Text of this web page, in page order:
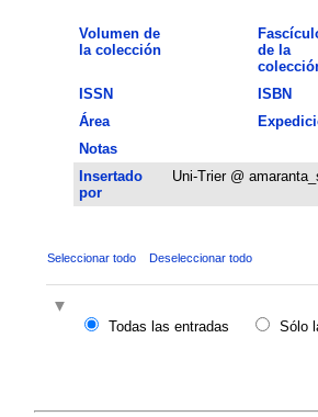
Volumen de
la colección
de la
ISSN
ISBN
Área
Notas
Insertado
por
Uni-Trier @
Seleccionar todo Deseleccionar todo
Todas las entradas
Sólo